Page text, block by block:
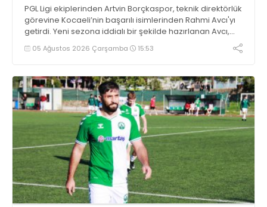
PGL Ligi ekiplerinden Artvin Borçkaspor, teknik direktörlük
görevine Kocaeli’nin başarılı isimlerinden Rahmi Avcı'yı
getirdi. Yeni sezona iddialı bir şekilde hazırlanan Avcı,
duygularını aktardı.
05 Ağustos 2026 Çarşamba 15:53